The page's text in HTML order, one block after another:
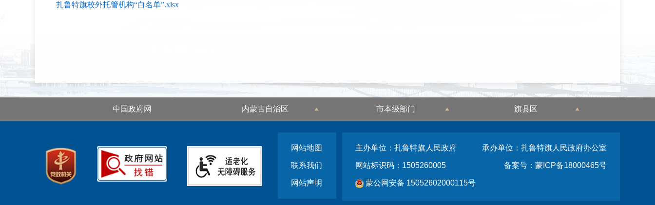
扎鲁特旗校外托管机构“白名单”.xlsx
中国政府网 内蒙古自治区 市本级部门 旗县区
网站地图
联系我们
网站声明
主办单位：扎鲁特旗人民政府 承办单位：扎鲁特旗人民政府办公室
网站标识码：1505260005 备案号：蒙ICP备18000465号
蒙公网安备 15052602000115号